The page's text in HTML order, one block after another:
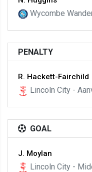
Wycombe
PENALTY
R. Hackett-Fairchild
Lincoln City -
GOAL
J. Moylan
Lincoln City -